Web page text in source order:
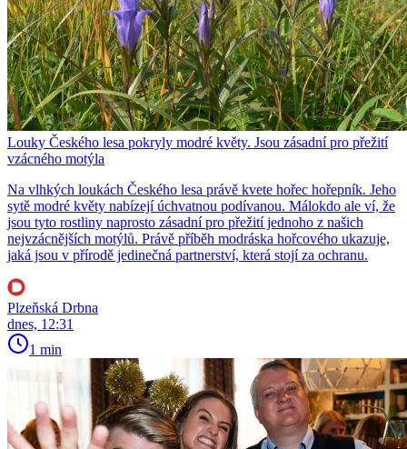
Louky Českého lesa pokryly modré květy. Jsou zásadní pro přežití
vzácného motýla
Na vlhkých loukách Českého lesa právě kvete hořec hořepník. Jeho
sytě modré květy nabízejí úchvatnou podívanou. Málokdo ale ví, že
jsou tyto rostliny naprosto zásadní pro přežití jednoho z našich
nejvzácnějších motýlů. Právě příběh modráska hořcového ukazuje,
jaká jsou v přírodě jedinečná partnerství, která stojí za ochranu.
Plzeňská Drbna
dnes, 12:31
1 min